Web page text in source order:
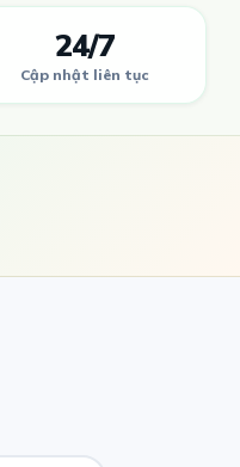
24/7
Cập nhật liên tục